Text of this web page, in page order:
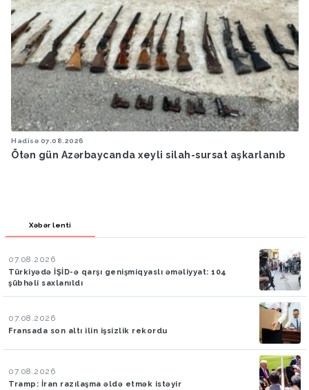
Hadisə 07.08.2026
Ötən gün Azərbaycanda xeyli silah-sursat aşkarlanıb
Xəbər lenti
07.08.2026
Türkiyədə İŞİD-ə qarşı genişmiqyaslı əməliyyat: 104
şübhəli saxlanıldı
07.08.2026
Fransada son altı ilin işsizlik rekordu
07.08.2026
Tramp: İran razılaşma əldə etmək istəyir